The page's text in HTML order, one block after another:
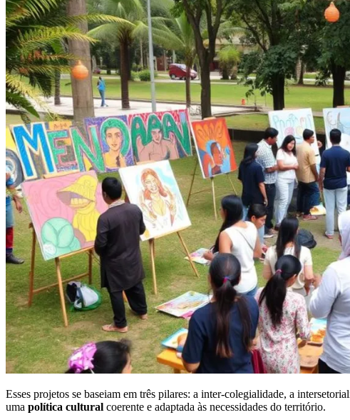
Esses projetos se baseiam em três pilares: a inter-colegialidade, a
uma política cultural coerente e adaptada às necessidades do território.